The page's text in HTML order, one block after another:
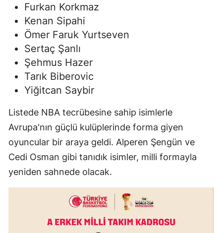
Muğla
Muş
Nevşehir
Niğde
Ordu
Rize
Furkan Korkmaz
Kenan Sipahi
Ömer Faruk Yurtseven
Sertaç Şanlı
Şehmus Hazer
Tarık Biberovic
Yiğitcan Saybir
Listede NBA tecrübesine sahip isimlerle
Avrupa'nın güçlü kulüplerinde forma giyen
oyuncular bir araya geldi. Alperen Şengün ve
Cedi Osman gibi tanıdık isimler, milli formayla
yeniden sahnede olacak.